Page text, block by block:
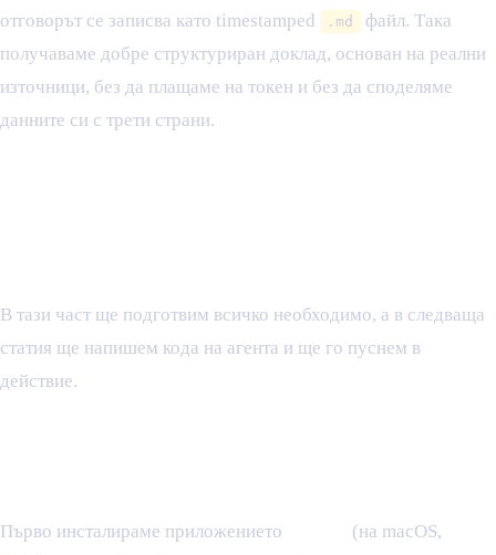
отговорът се записва като timestamped
.md
файл. Така
получаваме добре структуриран доклад, основан на реални
източници, без да плащаме на токен и без да споделяме
данните си с трети страни.
В тази част ще подготвим всичко необходимо, а в следваща
статия ще напишем кода на агента и ще го пуснем в
действие.
Първо инсталираме приложението
(на macOS,